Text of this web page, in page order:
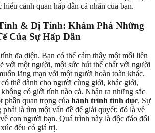
cảnh quan hấp dẫn cá nhân của bạn.
& Dị Tính: Khám Phá Những
Của Sự Hấp Dẫn
đa diện. Bạn có thể cảm thấy một mối liên
với một người, một sức hút thể chất với người
lãng mạn với một người hoàn toàn khác.
thể dành cho người cùng giới, khác giới,
có giới tính nào cả. Nhận ra những sắc
phần quan trọng của hành trình tính dục. Sự
phải là tìm một vấn đề để giải quyết; đó là về
con người bạn. Quá trình này là độc đáo đối
đều có giá trị.